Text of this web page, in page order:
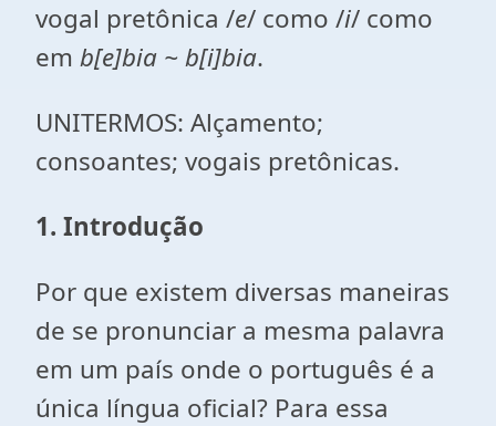
vogal pretônica /e/ como /i/ como
em b[e]bia ~ b[i]bia.
UNITERMOS: Alçamento;
consoantes; vogais pretônicas.
1. Introdução
Por que existem diversas maneiras
de se pronunciar a mesma palavra
em um país onde o português é a
única língua oficial? Para essa